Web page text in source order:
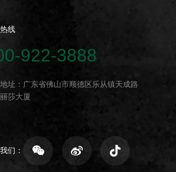
线
922-3888
址：广东省佛山市顺德区乐从镇天成路
莎大厦
们：